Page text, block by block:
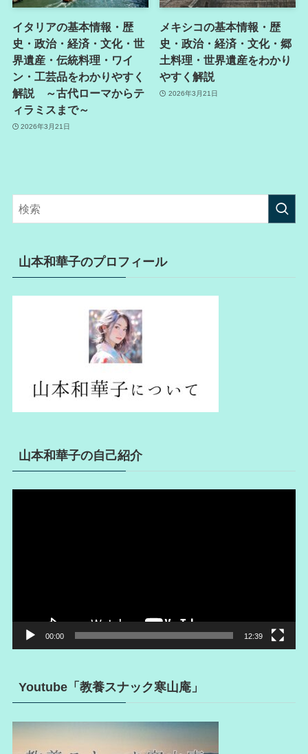
イタリアの基本情報・歴
史・政治・経済・文化・世
界遺産・伝統料理・ワイ
ン・工芸品をわかりやすく
解説 ～古代ローマからテ
ィラミスまで～
2026年3月21日
メキシコの基本情報・歴
史・政治・経済・文化・郷
土料理・世界遺産をわかり
やすく解説
2026年3月21日
山本和華子のプロフィール
山本和華子の自己紹介
00:00 12:39
Youtube「教養スナック寒山庵」